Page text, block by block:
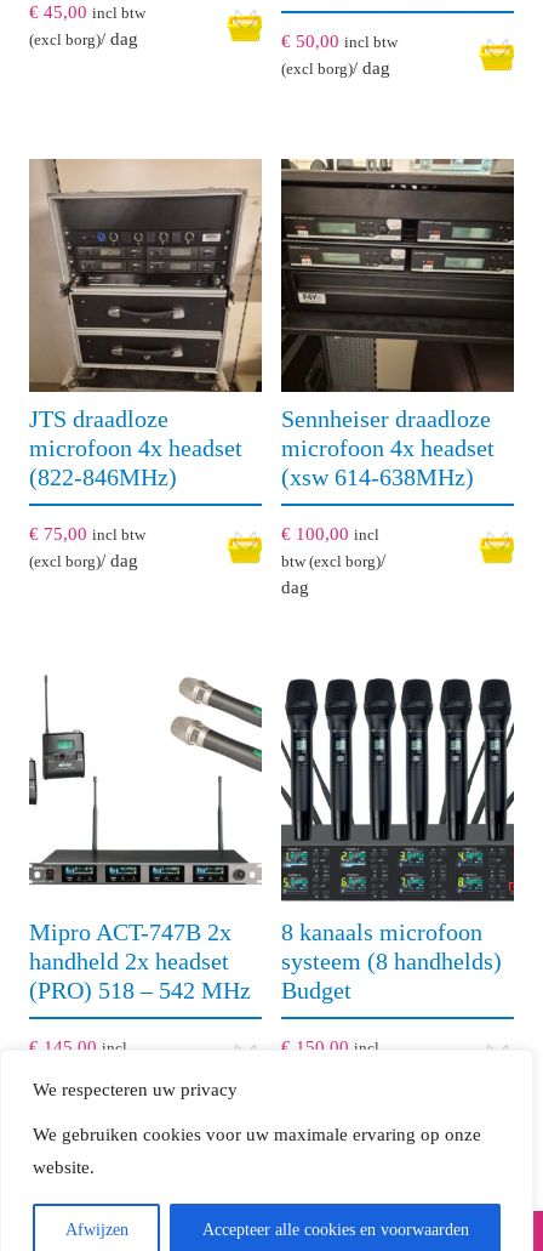
We respecteren uw privacy
We gebruiken cookies voor uw maximale ervaring op onze
website.
Afwijzen Accepteer alle cookies en voorwaarden
€ 45,00 incl btw
(excl borg)/ dag € 50,00 incl btw
(excl borg)/ dag
JTS draadloze
microfoon 4x headset
(822-846MHz)
€ 75,00 incl btw
(excl borg)/ dag
Sennheiser draadloze
microfoon 4x headset
(xsw 614-638MHz)
€ 100,00 incl
btw (excl borg)/
dag
Mipro ACT-747B 2x
handheld 2x headset
(PRO) 518 – 542 MHz
€ 145,00 incl
dag
8 kanaals microfoon
systeem (8 handhelds)
Budget
€ 150,00 incl